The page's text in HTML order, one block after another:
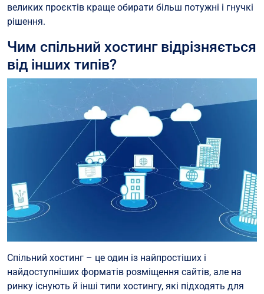
великих проєктів краще обирати більш потужні і гнучкі
рішення.
Чим спільний хостинг відрізняється
від інших типів?
Спільний хостинг – це один із найпростіших і
найдоступніших форматів розміщення сайтів, але на
ринку існують й інші типи хостингу, які підходять для